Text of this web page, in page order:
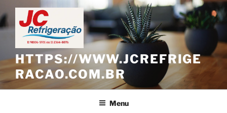
Pular
para
o
conteúdo
HTTPS://WWW.JCREFRIGE
RACAO.COM.BR
Menu